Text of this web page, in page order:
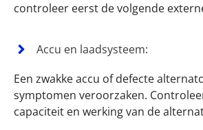
controleer eerst de volgende
Accu en laadsysteem:
Een zwakke accu of defecte
symptomen veroorzaken.
capaciteit en werking van de